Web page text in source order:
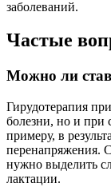
заболеваний.
Частые
Можно ли
Гирудотерапия
болезни, но и при
примеру, в
перенапряжения.
нужно выделить
лактации.